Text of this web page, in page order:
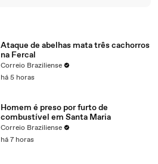
Ataque de abelhas mata três cachorros
na Fercal
Correio Braziliense
há 5 horas
Homem é preso por furto de
combustível em Santa Maria
Correio Braziliense
há 7 horas